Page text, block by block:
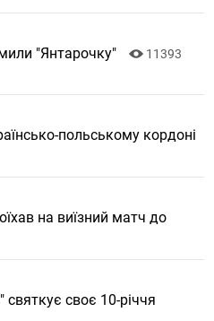
"Янтарочку"
11393
польському кордоні
на виїзний матч до
святкує своє 10-річчя